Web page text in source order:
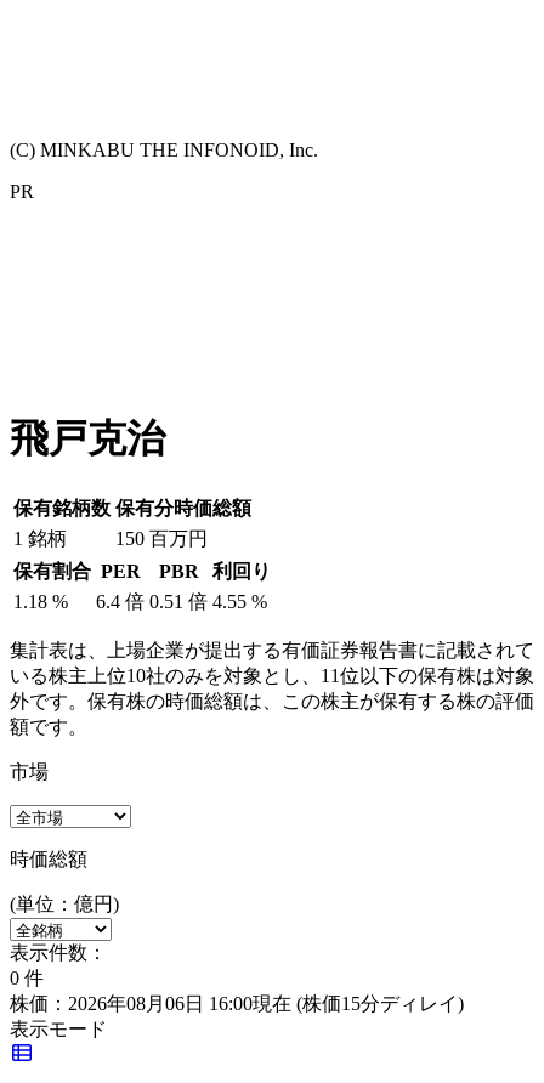
(C) MINKABU THE INFONOID, Inc.
PR
飛戸克治
保有銘柄数 保有分時価総額
1 銘柄 150 百万円
保有割合 PER PBR
利回り
1.18 % 6.4 倍 0.51 倍 4.55 %
集計表は、上場企業が提出する有価証券報告書に記載されて
いる株主上位10社のみを対象とし、11位以下の保有株は対象
外です。保有株の時価総額は、この株主が保有する株の評価
額です。
市場
時価総額
(単位：億円)
表示件数：
0 件
株価：2026年08月06日 16:00現在 (株価15分ディレイ)
表示モード